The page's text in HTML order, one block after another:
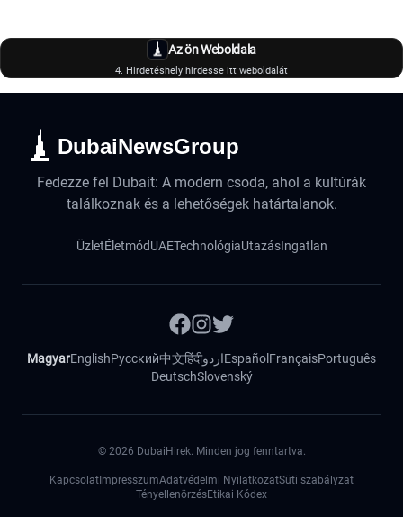
Az ön Weboldala
4. Hirdetéshely hirdesse itt weboldalát
DubaiNewsGroup
Fedezze fel Dubait: A modern csoda, ahol a kultúrák
találkoznak és a lehetőségek határtalanok.
ÜzletÉletmódUAETechnológiaUtazásIngatlan
MagyarEnglishРусский中文हिंदीاردوEspañol FrançaisPortuguês
DeutschSlovenský
© 2026 DubaiHirek. Minden jog fenntartva.
Kapcsolat ImpresszumAdatvédelmi NyilatkozatSüti szabályzat
TényellenörzésEtikai Kódex